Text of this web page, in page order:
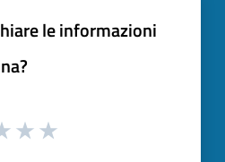
le informazioni